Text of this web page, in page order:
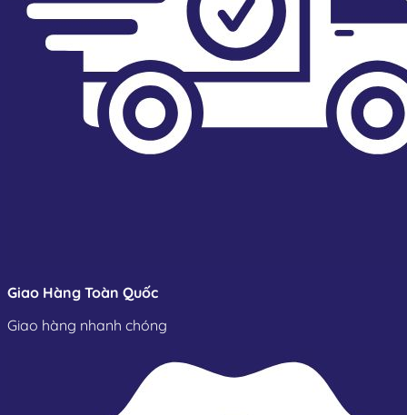
Giao Hàng Toàn Quốc
Giao hàng nhanh chóng